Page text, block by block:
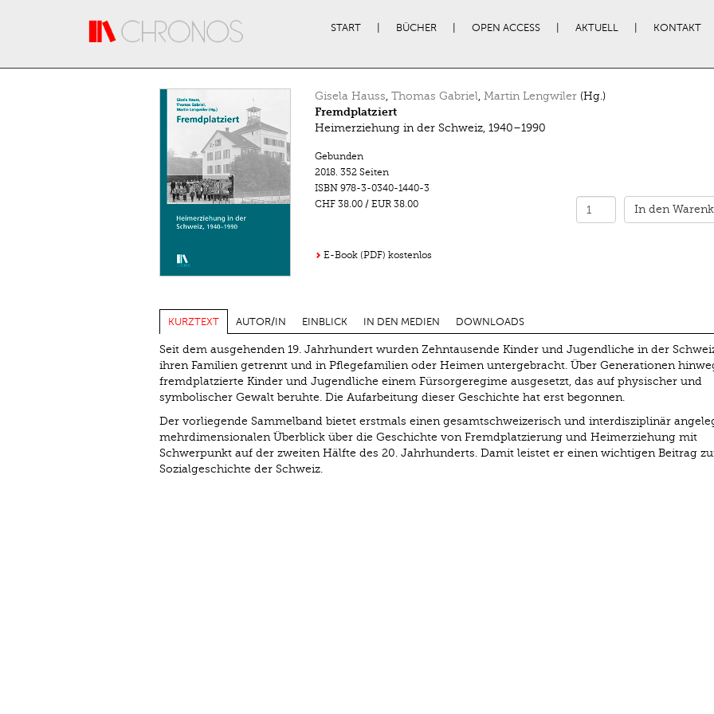
START BÜCHER OPEN ACCESS AKTUELL KONTAKT
Gisela Hauss, Thomas Gabriel, Martin Lengwiler(Hg.)
Fremdplatziert
Heimerziehung in der Schweiz, 1940–1990
Gebunden
2018. 352 Seiten
ISBN 978-3-0340-1440-3
CHF 38.00/ EUR 38.00 In den
E-Book (PDF) kostenlos
KURZTEXT AUTOR/IN EINBLICK IN DEN MEDIEN DOWNLOADS
Seit dem ausgehenden 19. Jahrhundert wurden Zehntausende Kinder und Jugendliche in der
ihren Familien getrennt und in Pflegefamilien oder Heimen untergebracht. Über Generationen
fremdplatzierte Kinder und Jugendliche einem Fürsorgeregime ausgesetzt, das auf physischer und
symbolischer Gewalt beruhte. Die Aufarbeitung dieser Geschichte hat erst begonnen.
Der vorliegende Sammelband bietet erstmals einen gesamtschweizerisch und interdisziplinär
mehrdimensionalen Überblick über die Geschichte von Fremdplatzierung und Heimerziehung mit
Schwerpunkt auf der zweiten Hälfte des 20. Jahrhunderts. Damit leistet er einen wichtigen Beitrag
Sozialgeschichte der Schweiz.